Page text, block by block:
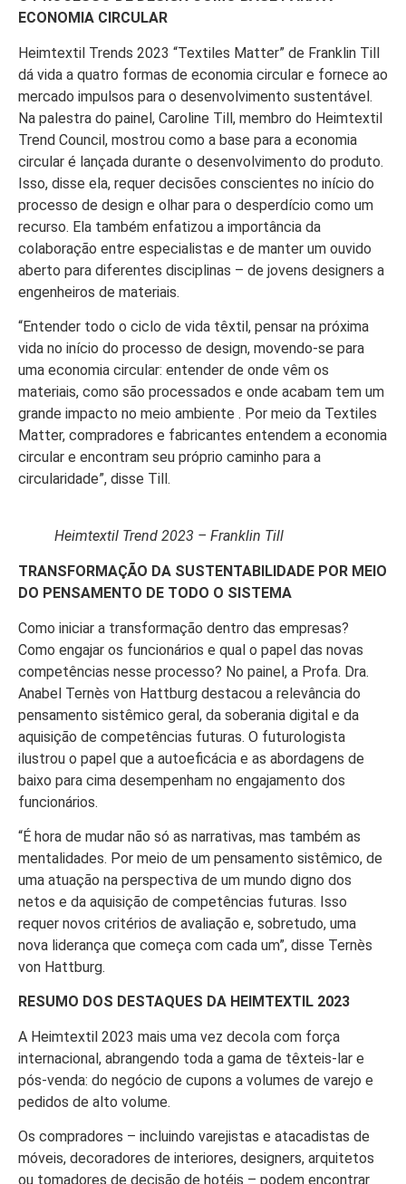
ECONOMIA CIRCULAR
Heimtextil Trends 2023 “Textiles Matter” de Franklin Till
dá vida a quatro formas de economia circular e fornece ao
mercado impulsos para o desenvolvimento sustentável.
Na palestra do painel, Caroline Till, membro do Heimtextil
Trend Council, mostrou como a base para a economia
circular é lançada durante o desenvolvimento do produto.
Isso, disse ela, requer decisões conscientes no início do
processo de design e olhar para o desperdício como um
recurso. Ela também enfatizou a importância da
colaboração entre especialistas e de manter um ouvido
aberto para diferentes disciplinas – de jovens designers a
engenheiros de materiais.
“Entender todo o ciclo de vida têxtil, pensar na próxima
vida no início do processo de design, movendo-se para
uma economia circular: entender de onde vêm os
materiais, como são processados e onde acabam tem um
grande impacto no meio ambiente . Por meio da Textiles
Matter, compradores e fabricantes entendem a economia
circular e encontram seu próprio caminho para a
circularidade”, disse Till.
Heimtextil Trend 2023 – Franklin Till
TRANSFORMAÇÃO DA SUSTENTABILIDADE POR MEIO
DO PENSAMENTO DE TODO O SISTEMA
Como iniciar a transformação dentro das empresas?
Como engajar os funcionários e qual o papel das novas
competências nesse processo? No painel, a Profa. Dra.
Anabel Ternès von Hattburg destacou a relevância do
pensamento sistêmico geral, da soberania digital e da
aquisição de competências futuras. O futurologista
ilustrou o papel que a autoeficácia e as abordagens de
baixo para cima desempenham no engajamento dos
funcionários.
“É hora de mudar não só as narrativas, mas também as
mentalidades. Por meio de um pensamento sistêmico, de
uma atuação na perspectiva de um mundo digno dos
netos e da aquisição de competências futuras. Isso
requer novos critérios de avaliação e, sobretudo, uma
nova liderança que começa com cada um”, disse Ternès
von Hattburg.
RESUMO DOS DESTAQUES DA HEIMTEXTIL 2023
A Heimtextil 2023 mais uma vez decola com força
internacional, abrangendo toda a gama de têxteis-lar e
pós-venda: do negócio de cupons a volumes de varejo e
pedidos de alto volume.
Os compradores – incluindo varejistas e atacadistas de
móveis, decoradores de interiores, designers, arquitetos
ou tomadores de decisão de hotéis – podem encontrar